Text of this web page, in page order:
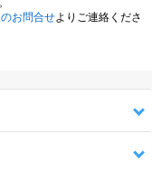
のお問合せよりご連絡くださ